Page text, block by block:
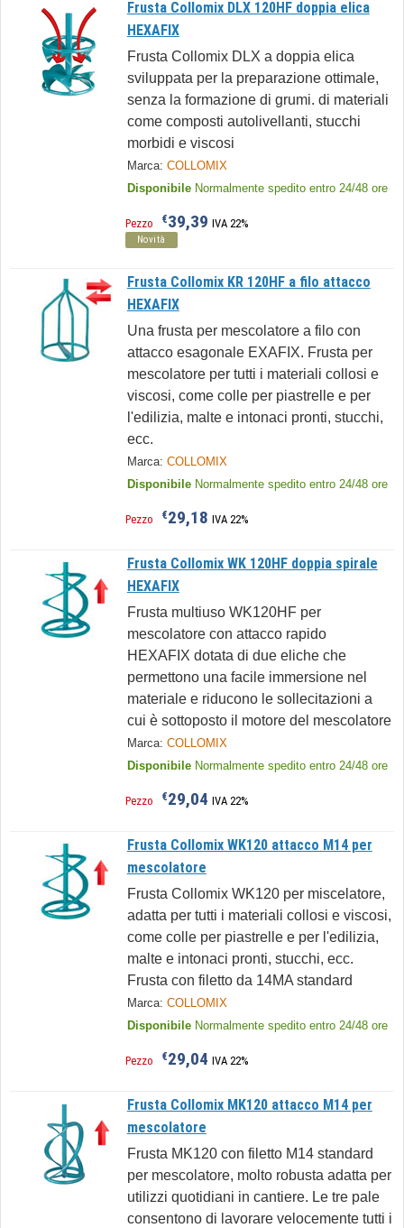
Frusta Collomix DLX 120HF doppia elica
HEXAFIX
Frusta Collomix DLX a doppia elica
sviluppata per la preparazione ottimale,
senza la formazione di grumi. di materiali
come composti autolivellanti, stucchi
morbidi e viscosi
Marca: COLLOMIX
Disponibile Normalmente spedito entro 24/48 ore
Pezzo €39,39 IVA 22%
Novità
Frusta Collomix KR 120HF a filo attacco
HEXAFIX
Una frusta per mescolatore a filo con
attacco esagonale EXAFIX. Frusta per
mescolatore per tutti i materiali collosi e
viscosi, come colle per piastrelle e per
l'edilizia, malte e intonaci pronti, stucchi,
ecc.
Marca: COLLOMIX
Disponibile Normalmente spedito entro 24/48 ore
Pezzo €29,18 IVA 22%
Frusta Collomix WK 120HF doppia spirale
HEXAFIX
Frusta multiuso WK120HF per
mescolatore con attacco rapido
HEXAFIX dotata di due eliche che
permettono una facile immersione nel
materiale e riducono le sollecitazioni a
cui è sottoposto il motore del mescolatore
Marca: COLLOMIX
Disponibile Normalmente spedito entro 24/48 ore
Pezzo €29,04 IVA 22%
Frusta Collomix WK120 attacco M14 per
mescolatore
Frusta Collomix WK120 per miscelatore,
adatta per tutti i materiali collosi e viscosi,
come colle per piastrelle e per l'edilizia,
malte e intonaci pronti, stucchi, ecc.
Frusta con filetto da 14MA standard
Marca: COLLOMIX
Disponibile Normalmente spedito entro 24/48 ore
Pezzo €29,04 IVA 22%
Frusta Collomix MK120 attacco M14 per
mescolatore
Frusta MK120 con filetto M14 standard
per mescolatore, molto robusta adatta per
utilizzi quotidiani in cantiere. Le tre pale
consentono di lavorare velocemente tutti i